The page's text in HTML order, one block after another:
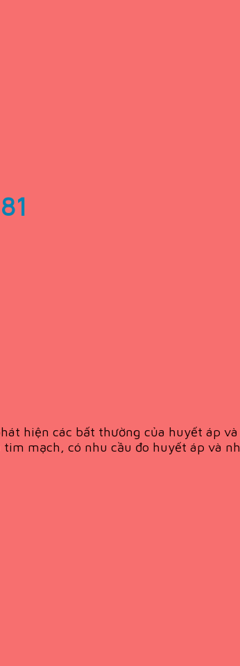
hiện các bất thường của huyết áp
mạch, có nhu cầu đo huyết áp và